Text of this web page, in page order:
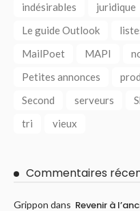
indésirables
juridique
Le guide Outlook
MailPoet
MAPI
Petites annonces
Second
serveurs
tri
vieux
Commentaires
Grippon dans Revenir à